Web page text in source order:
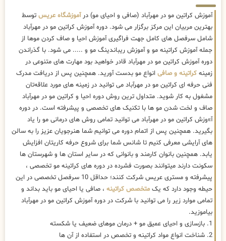
آموزش کراتین مو در مهرآباد (صافی و احیای مو) درآموزشگاه عریس توسط
بهترین مربیان این مرکز برگزار می شود. دوره آموزش کراتین مو در مهرآباد
شامل سرفصل های کامل جهت فراگیری آموزش احیا و صاف کردن موها از
جمله آموزش کراتینه مو و آموزش ریباندینگ مو و ..... می شود. با گذراندن
دوره آموزش کراتین مو در مهرآباد قادر خواهید بود مهارت های متنوعی در
زمینه کراتینه و صافی انواع مو بدست آورید. همچنین پس از دریافت مدرک
فنی حرفه ای کراتین مو در مهرآباد می توانید در زمینه های مورد علاقه‌تان
مشغول به کار شوید. متداول ترین روش دوره احیا و کراتین مو در مهرآباد
صاف و لخت شدن مو ها با تکنیک های تخصصی و پیشرفته است. در دوره
آ»وزش کراتین مو در مهرآباد می توانید تمامی روش های درمانی مو را یاد
بگیرید. همچنین پس از اتمام دوره می توانیم شما هنرجویان عزیز را به سالن
های آرایشی معرفی کنیم تا شانس شما برای شروع حرفه کاریتان افزایش
یابد. همچنین بانوان کارمند و بانوانی که در سایر استان ها و شهرستان ها
سکونت دارند میتوانند بصورت فشرده در دوره های کراتینه مو تخصصی ،
پیشرفته و مستری عریس شرکت کنند؛ حداقل 10 سرفصل تخصصی در این
حیطه وجود دارد که یک متخصص کراتینه ، صافی یا احیای مو باید بداند و
تمامی موارد زیر را می توانید با شرکت در دوره آموزش کراتین مو در مهرآباد
بیاموزید.
1. بازسازی و احیای عمیق مو + درمان موهای ضعیف یا شکسته
2. شناخت انواع مواد کراتینه و تخصص در استفاده از آن ها